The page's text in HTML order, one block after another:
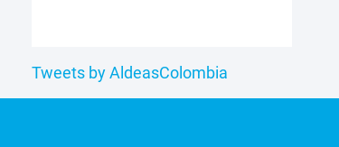
Tweets by AldeasColombia